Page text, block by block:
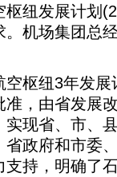
纽发展计划
机场集团总
枢纽3年发展
，由省发展
现省、市、
政府和市委
持，明确了